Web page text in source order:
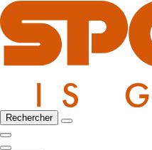
Rechercher